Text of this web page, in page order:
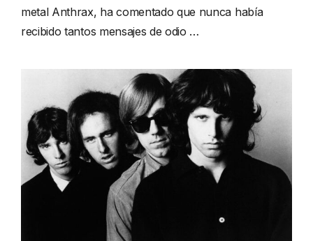
metal Anthrax, ha comentado que nunca había
recibido tantos mensajes de odio …